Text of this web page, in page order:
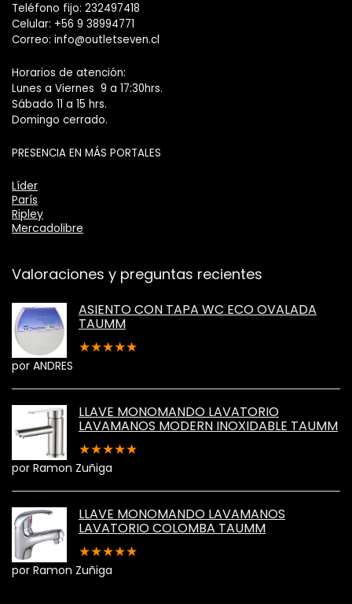
Teléfono fijo: 232497418
Celular: +56 9 38994771
Correo: info@outletseven.cl
Horarios de atención:
Lunes a Viernes 9 a 17:30hrs.
Sábado 11 a 15 hrs.
Domingo cerrado.
PRESENCIA EN MÁS PORTALES
Líder
París
Ripley
Mercadolibre
Valoraciones y preguntas recientes
ASIENTO CON TAPA WC ECO OVALADA
TAUMM
★★★★★
por ANDRES
LLAVE MONOMANDO LAVATORIO
LAVAMANOS MODERN INOXIDABLE TAUMM
★★★★★
por Ramon Zuñiga
LLAVE MONOMANDO LAVAMANOS
LAVATORIO COLOMBA TAUMM
★★★★★
por Ramon Zuñiga